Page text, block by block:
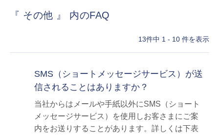
『 その他 』 内のFAQ
13件中 1 - 10 件を表示
SMS（ショートメッセージサービス）が送
信されることはありますか？
当社からはメールや手紙以外にSMS（ショート
メッセージサービス）を使用しお客さまにご案
内をお送りすることがあります。詳しくは下表